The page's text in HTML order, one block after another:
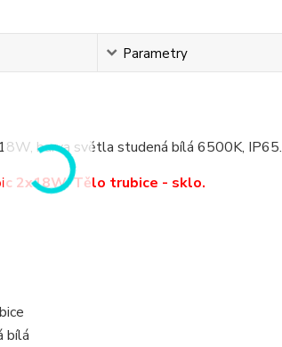
Parametry
barva světla studená bílá 6500K, IP65.
2x18W. Tělo trubice - sklo.
bílá